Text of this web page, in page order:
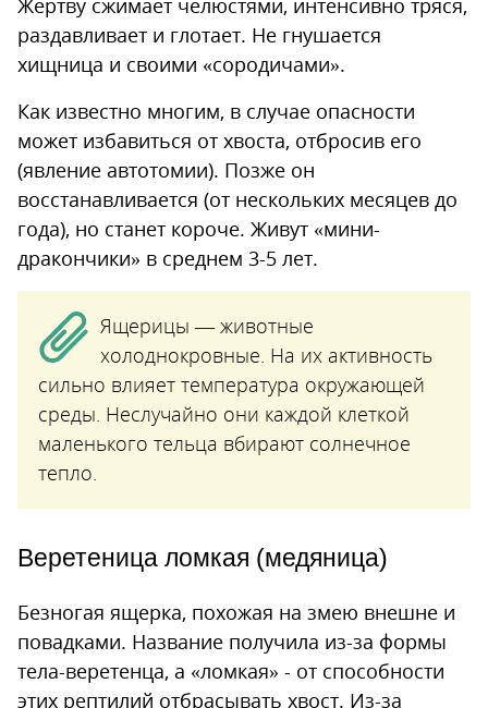
Жертву сжимает челюстями, интенсивно тряся,
раздавливает и глотает. Не гнушается
хищница и своими «сородичами».
Как известно многим, в случае опасности
может избавиться от хвоста, отбросив его
(явление автотомии). Позже он
восстанавливается (от нескольких месяцев до
года), но станет короче. Живут «мини-
дракончики» в среднем 3-5 лет.
Ящерицы — животные
холоднокровные. На их активность
сильно влияет температура окружающей
среды. Неслучайно они каждой клеткой
маленького тельца вбирают солнечное
тепло.
Веретеница ломкая (медяница)
Безногая ящерка, похожая на змею внешне и
повадками. Название получила из-за формы
тела-веретенца, а «ломкая» - от способности
этих рептилий отбрасывать хвост. Из-за